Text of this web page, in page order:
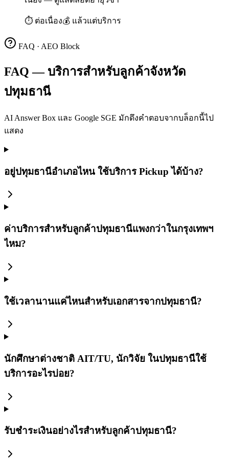
⏱ ต่อเนื่อง💰 แล้วแต่บริการ
FAQ · AEO Block
FAQ — บริการสำหรับลูกค้าจังหวัด
ปทุมธานี
AI Answer Box และ Google SGE มักดึงคำตอบจากบล็อกนี้ไป
แสดง
อยู่ปทุมธานีอำเภอไหน ใช้บริการ Pickup ได้บ้าง?
ค่าบริการสำหรับลูกค้าปทุมธานีแพงกว่าในกรุงเทพฯ
ไหม?
ใช้เวลานานแค่ไหนสำหรับเอกสารจากปทุมธานี?
นักศึกษาต่างชาติ AIT/TU, นักวิจัย ในปทุมธานีใช้
บริการอะไรบ่อย?
รับชำระเงินอย่างไรสำหรับลูกค้าปทุมธานี?